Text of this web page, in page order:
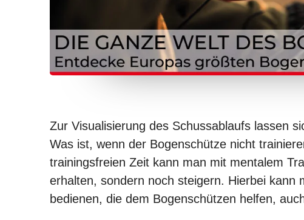
Zur Visualisierung des Schussablaufs lassen
Was ist, wenn der Bogenschütze nicht
trainingsfreien Zeit kann man mit mentalem
erhalten, sondern noch steigern. Hierbei kann
bedienen, die dem Bogenschützen helfen,